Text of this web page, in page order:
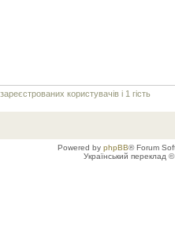
користувачів і 1 гість
Powered by phpBB® Forum
Український переклад